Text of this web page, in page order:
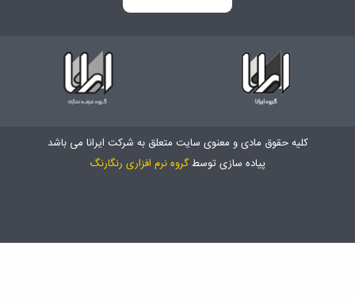
کلیه حقوق مادی و معنوی سایت متعلق به شرکت ایرانا می باشد
پیاده سازی توسطگروه نرم افزاری رنگارنگ